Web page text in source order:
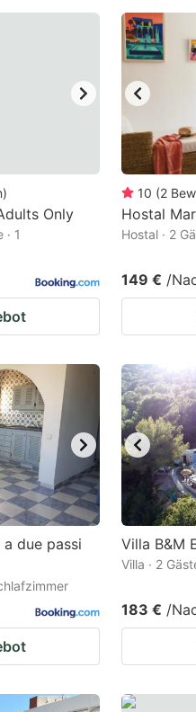
)
Only
1
10 (2
Hostal
Hostal · 2
149 € /
a due passi
Villa B&M
Villa · 2
183 € /